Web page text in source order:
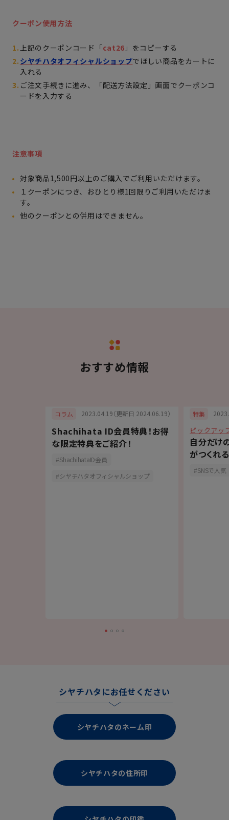
クーポン使用方法
上記のクーポンコード「cat26 」をコピーする
シヤチハタオフィシャルショップでほしい商品をカートに
入れる
ご注文手続きに進み、「配送方法設定」画面でクーポンコ
ードを入力する
注意事項
対象商品1,500円以上のご購入でご利用いただけます。
１クーポンにつき、おひとり様1回限りご利用いただけま
す。
他のクーポンとの併用はできません。
おすすめ情報
コラム 2023.04.19（更新日 2024.06.19）
Shachihata ID会員特典！お得
な限定特典をご紹介！
ShachihataID会員
シヤチハタオフィシャルショップ
特集
ピックアッ
自分だけ
がつくれ
「OSMO(
SNSで人気
シヤチハタにお任せください
シヤチハタのネーム印
シヤチハタの住所印